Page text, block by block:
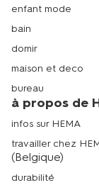
enfant mode
bain
domir
maison et deco
bureau
à propos de
infos sur HEMA
travailler chez
(Belgique)
durabilité